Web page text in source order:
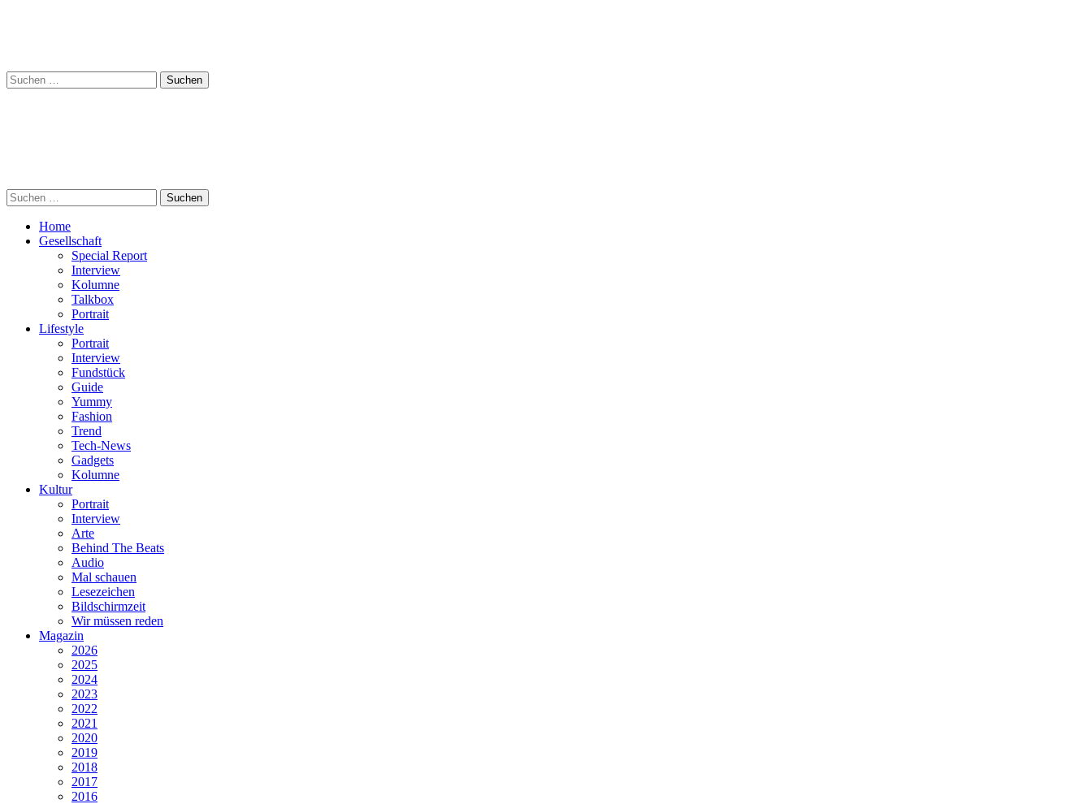
Suchen
nach:
Suchen
nach:
Home
Gesellschaft
Special Report
Interview
Kolumne
Talkbox
Portrait
Lifestyle
Portrait
Interview
Fundstück
Guide
Yummy
Fashion
Trend
Tech-News
Gadgets
Kolumne
Kultur
Portrait
Interview
Arte
Behind The Beats
Audio
Mal schauen
Lesezeichen
Bildschirmzeit
Wir müssen reden
Magazin
2026
2025
2024
2023
2022
2021
2020
2019
2018
2017
2016